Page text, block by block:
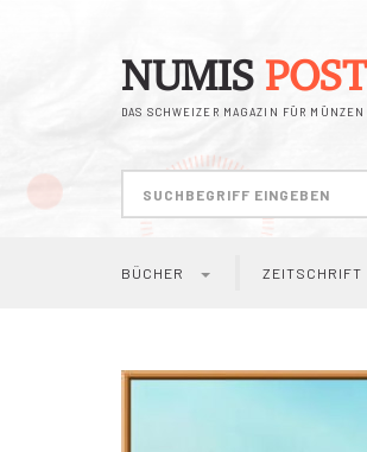
NUMIS POST
DAS SCHWEIZER MAGAZIN FÜR MÜNZEN
BÜCHER ZEITSCHRIFT